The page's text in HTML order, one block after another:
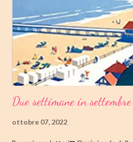
internazionale. La piccola Tove è
abbandonare la scuola molto presto, a
primi passi nel mondo del lavoro.
infilato il ...
Due settimane in
ottobre 07, 2022